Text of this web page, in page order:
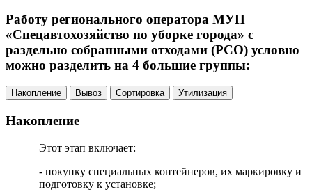
Работу регионального оператора МУП
«Спецавтохозяйство по уборке города» с
раздельно собранными отходами (РСО) условно
можно разделить на 4 большие группы:
Накопление Вывоз Сортировка Утилизация
Накопление
Этот этап включает:
- покупку специальных контейнеров, их маркировку и
подготовку к установке;